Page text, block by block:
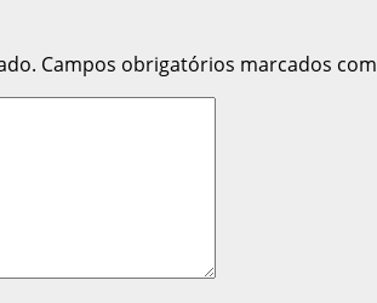
Campos obrigatórios marcados com